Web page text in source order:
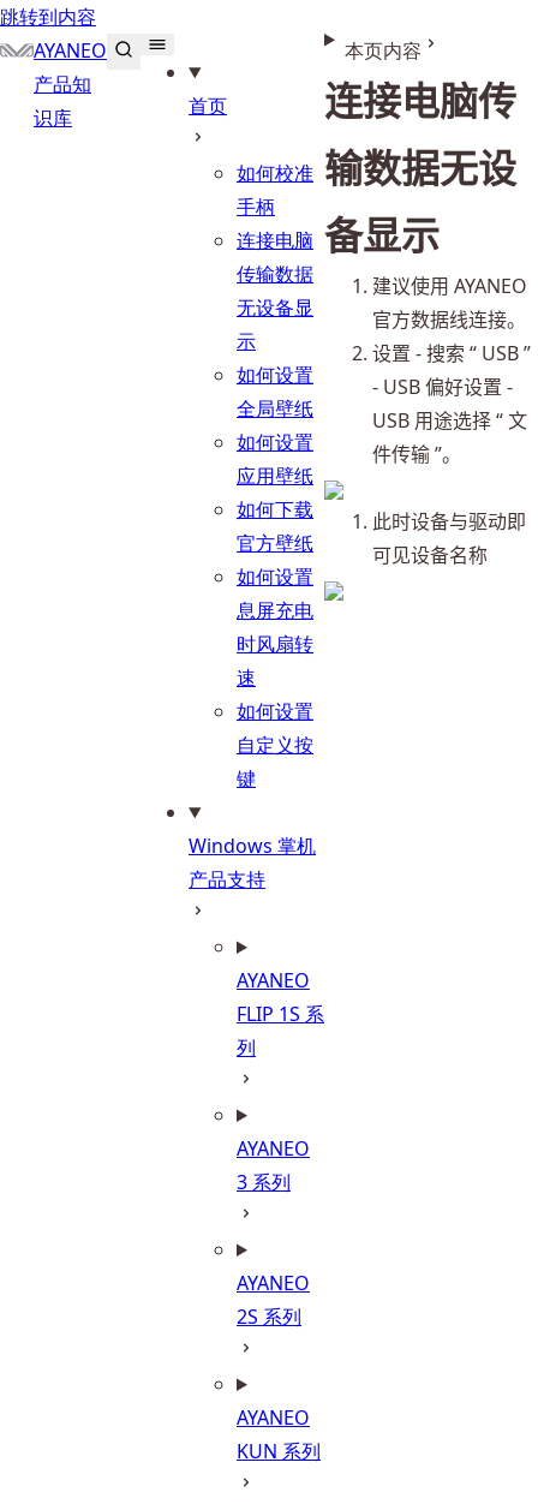
跳转到内容
AYANEO
产品知
识库
首页
如何校准
手柄
连接电脑
传输数据
无设备显
示
如何设置
全局壁纸
如何设置
应用壁纸
如何下载
官方壁纸
如何设置
息屏充电
时风扇转
速
如何设置
自定义按
键
Windows 掌机
产品支持
AYANEO
FLIP 1S 系
列
AYANEO
3 系列
AYANEO
2S 系列
AYANEO
KUN 系列
本页内容
连接电脑传
输数据无设
备显示
建议使用 AYANEO
官方数据线连接。
设置 - 搜索 “ USB ”
- USB 偏好设置 -
USB 用途选择 “ 文
件传输 ”。
此时设备与驱动即
可见设备名称